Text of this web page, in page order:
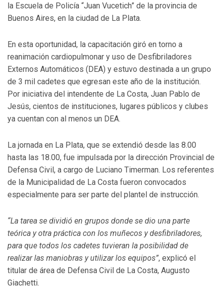
la Escuela de Policía “Juan Vucetich” de la provincia de
Buenos Aires, en la ciudad de La Plata.
En esta oportunidad, la capacitación giró en torno a
reanimación cardiopulmonar y uso de Desfibriladores
Externos Automáticos (DEA) y estuvo destinada a un grupo
de 3 mil cadetes que egresan este año de la institución.
Por iniciativa del intendente de La Costa, Juan Pablo de
Jesús, cientos de instituciones, lugares públicos y clubes
ya cuentan con al menos un DEA.
La jornada en La Plata, que se extendió desde las 8.00
hasta las 18.00, fue impulsada por la dirección Provincial de
Defensa Civil, a cargo de Luciano Timerman. Los referentes
de la Municipalidad de La Costa fueron convocados
especialmente para ser parte del plantel de instrucción.
“La tarea se dividió en grupos donde se dio una parte
teórica y otra práctica con los muñecos y desfibriladores,
para que todos los cadetes tuvieran la posibilidad de
realizar las maniobras y utilizar los equipos”, explicó el
titular de área de Defensa Civil de La Costa, Augusto
Giachetti.